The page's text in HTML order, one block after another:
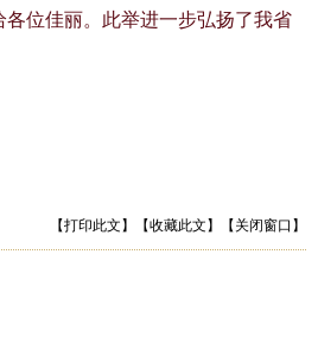
位佳丽。此举进一步弘扬了我省
【打印此文 】【收藏此文 】【 关闭窗口 】